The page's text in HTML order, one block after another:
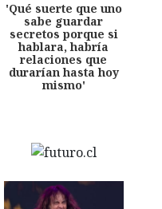
'Qué suerte que uno
sabe guardar
secretos porque si
hablara, habría
relaciones que
durarían hasta hoy
mismo'